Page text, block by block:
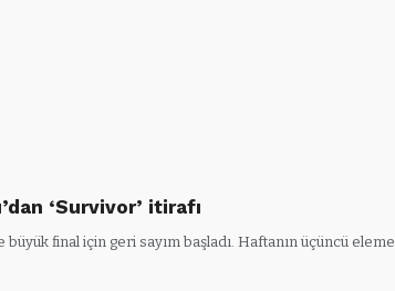
‘Survivor’ itirafı
büyük final için geri sayım başladı. Haftanın üçüncü eleme